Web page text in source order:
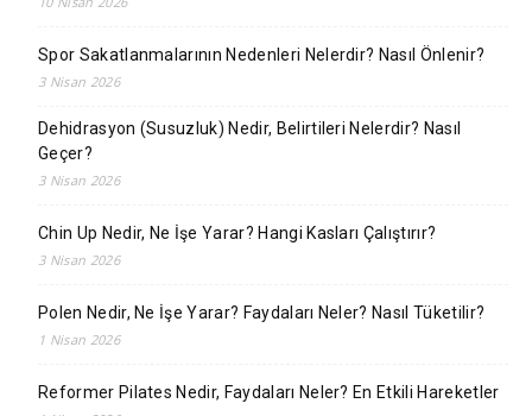
Spor Sakatlanmalarının Nedenleri Nelerdir? Nasıl Önlenir?
3 Nisan 2026
Dehidrasyon (Susuzluk) Nedir, Belirtileri Nelerdir? Nasıl
Geçer?
3 Nisan 2026
Chin Up Nedir, Ne İşe Yarar? Hangi Kasları Çalıştırır?
3 Nisan 2026
Polen Nedir, Ne İşe Yarar? Faydaları Neler? Nasıl Tüketilir?
1 Nisan 2026
Reformer Pilates Nedir, Faydaları Neler? En Etkili Hareketler